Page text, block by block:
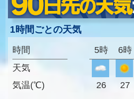
1時間ごとの天気
時間
天気
気温(℃)
5時 6時
26 27